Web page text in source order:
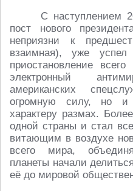
С наступлением
пост нового
неприязни к
взаимная), уже успел
приостановление
электронный
американских
огромную силу, но и
характеру размах.
одной страны и стал
витающим в воздухе
всего мира,
планеты начали
её до мировой